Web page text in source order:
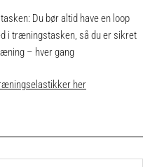
Du bør altid have en loop
i træningstasken, så du er sikret
– hver gang
her